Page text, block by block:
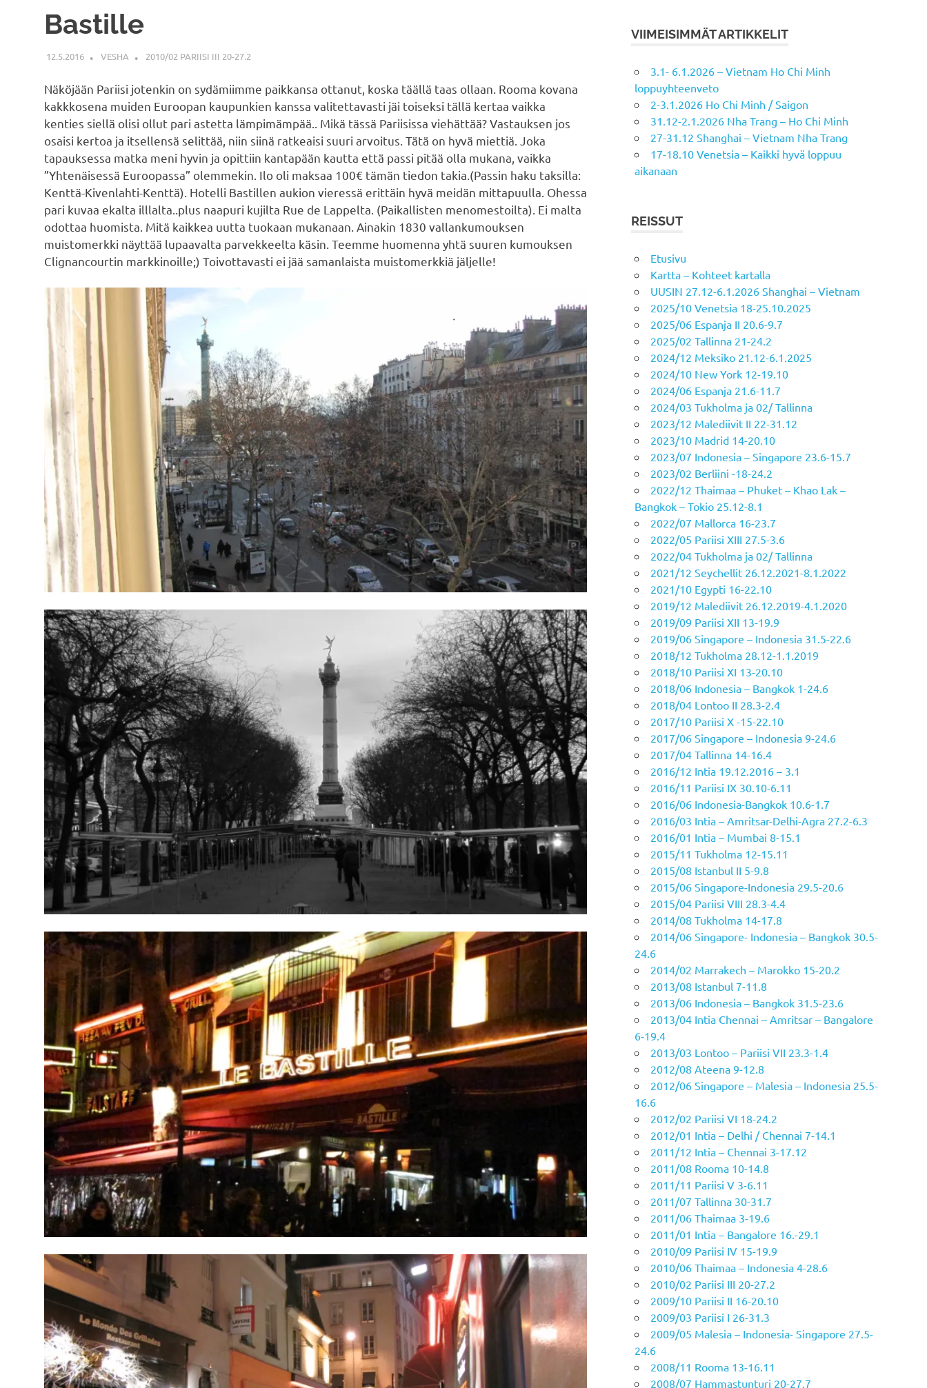
Bastille
12.5.2016 VESHA 2010/02 PARIISI III 20-27.2
Näköjään Pariisi jotenkin on sydämiimme paikkansa ottanut, koska täällä taas ollaan. Rooma kovana
kakkkosena muiden Euroopan kaupunkien kanssa valitettavasti jäi toiseksi tällä kertaa vaikka
kenties siellä olisi ollut pari astetta lämpimämpää.. Mikä tässä Pariisissa viehättää? Vastauksen jos
osaisi kertoa ja itsellensä selittää, niin siinä ratkeaisi suuri arvoitus. Tätä on hyvä miettiä. Joka
tapauksessa matka meni hyvin ja opittiin kantapään kautta että passi pitää olla mukana, vaikka
”Yhtenäisessä Euroopassa” olemmekin. Ilo oli maksaa 100€ tämän tiedon takia.(Passin haku taksilla:
Kenttä-Kivenlahti-Kenttä). Hotelli Bastillen aukion vieressä erittäin hyvä meidän mittapuulla. Ohessa
pari kuvaa ekalta illlalta..plus naapuri kujilta Rue de Lappelta. (Paikallisten menomestoilta). Ei malta
odottaa huomista. Mitä kaikkea uutta tuokaan mukanaan. Ainakin 1830 vallankumouksen
muistomerkki näyttää lupaavalta parvekkeelta käsin. Teemme huomenna yhtä suuren kumouksen
Clignancourtin markkinoille;) Toivottavasti ei jää samanlaista muistomerkkiä jäljelle!
VIIMEISIMMÄT ARTIKKELIT
3.1- 6.1.2026 – Vietnam Ho Chi Minh
loppuyhteenveto
2-3.1.2026 Ho Chi Minh / Saigon
31.12-2.1.2026 Nha Trang – Ho Chi Minh
27-31.12 Shanghai – Vietnam Nha Trang
17-18.10 Venetsia – Kaikki hyvä loppuu
aikanaan
REISSUT
Etusivu
Kartta – Kohteet kartalla
UUSIN 27.12-6.1.2026 Shanghai – Vietnam
2025/10 Venetsia 18-25.10.2025
2025/06 Espanja II 20.6-9.7
2025/02 Tallinna 21-24.2
2024/12 Meksiko 21.12-6.1.2025
2024/10 New York 12-19.10
2024/06 Espanja 21.6-11.7
2024/03 Tukholma ja 02/ Tallinna
2023/12 Malediivit II 22-31.12
2023/10 Madrid 14-20.10
2023/07 Indonesia – Singapore 23.6-15.7
2023/02 Berliini -18-24.2
2022/12 Thaimaa – Phuket – Khao Lak –
Bangkok – Tokio 25.12-8.1
2022/07 Mallorca 16-23.7
2022/05 Pariisi XIII 27.5-3.6
2022/04 Tukholma ja 02/ Tallinna
2021/12 Seychellit 26.12.2021-8.1.2022
2021/10 Egypti 16-22.10
2019/12 Malediivit 26.12.2019-4.1.2020
2019/09 Pariisi XII 13-19.9
2019/06 Singapore – Indonesia 31.5-22.6
2018/12 Tukholma 28.12-1.1.2019
2018/10 Pariisi XI 13-20.10
2018/06 Indonesia – Bangkok 1-24.6
2018/04 Lontoo II 28.3-2.4
2017/10 Pariisi X -15-22.10
2017/06 Singapore – Indonesia 9-24.6
2017/04 Tallinna 14-16.4
2016/12 Intia 19.12.2016 – 3.1
2016/11 Pariisi IX 30.10-6.11
2016/06 Indonesia-Bangkok 10.6-1.7
2016/03 Intia – Amritsar-Delhi-Agra 27.2-6.3
2016/01 Intia – Mumbai 8-15.1
2015/11 Tukholma 12-15.11
2015/08 Istanbul II 5-9.8
2015/06 Singapore-Indonesia 29.5-20.6
2015/04 Pariisi VIII 28.3-4.4
2014/08 Tukholma 14-17.8
2014/06 Singapore- Indonesia – Bangkok 30.5-
24.6
2014/02 Marrakech – Marokko 15-20.2
2013/08 Istanbul 7-11.8
2013/06 Indonesia – Bangkok 31.5-23.6
2013/04 Intia Chennai – Amritsar – Bangalore
6-19.4
2013/03 Lontoo – Pariisi VII 23.3-1.4
2012/08 Ateena 9-12.8
2012/06 Singapore – Malesia – Indonesia 25.5-
16.6
2012/02 Pariisi VI 18-24.2
2012/01 Intia – Delhi / Chennai 7-14.1
2011/12 Intia – Chennai 3-17.12
2011/08 Rooma 10-14.8
2011/11 Pariisi V 3-6.11
2011/07 Tallinna 30-31.7
2011/06 Thaimaa 3-19.6
2011/01 Intia – Bangalore 16.-29.1
2010/09 Pariisi IV 15-19.9
2010/06 Thaimaa – Indonesia 4-28.6
2010/02 Pariisi III 20-27.2
2009/10 Pariisi II 16-20.10
2009/03 Pariisi I 26-31.3
2009/05 Malesia – Indonesia- Singapore 27.5-
24.6
2008/11 Rooma 13-16.11
2008/07 Hammastunturi 20-27.7